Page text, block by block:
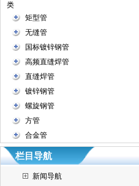
类
矩型管
无缝管
国标镀锌钢管
高频直缝焊管
直缝焊管
镀锌钢管
螺旋钢管
方管
合金管
栏目导航
新闻导航